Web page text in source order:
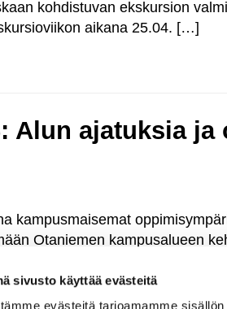
sivusto käyttää evästeitä
evästeitä tarjoamamme
kohdistuvan ekskursion
aikana 25.04. […]
Alun ajatuksia
kampusmaisemat
Otaniemen kampusalueen
maisema-arkkitehtuurin
enemmän tai